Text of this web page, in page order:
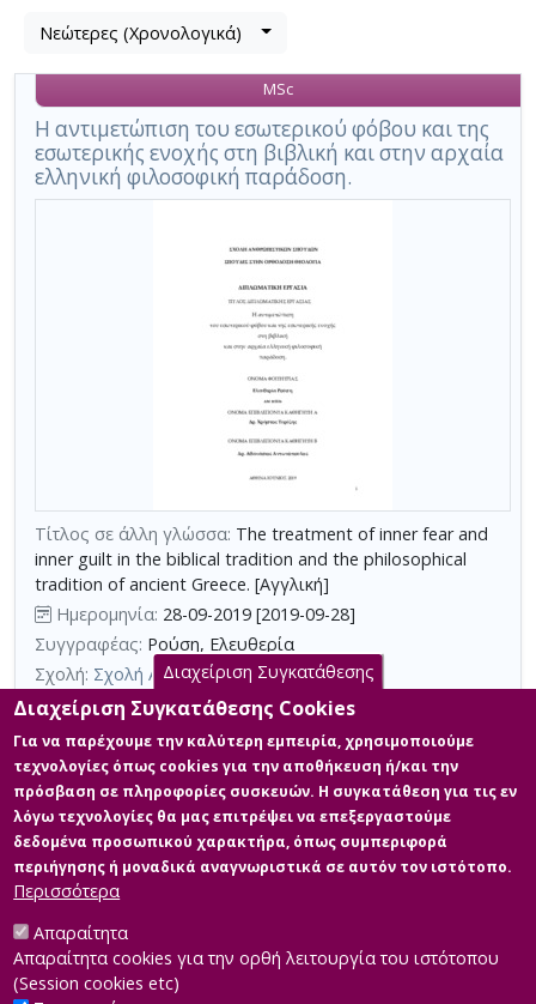
Βρέθηκε
αποτέλεσμα
,
σύνολο
σελίδων
τη
χρήση
επιπλέον
κριτηρίων
αναζήτησης
Λίστα
τα
αποτελέσματα
αναζήτησης:
Νεώτερες (Χρονολογικά)
Η αντιμετώπιση του εσωτερικού φόβου και της
εσωτερικής ενοχής στη βιβλική και στην αρχαία
ελληνική φιλοσοφική παράδοση.
MSc
Τίτλος σε άλλη γλώσσα: The treatment of inner fear and
inner guilt in the biblical tradition and the philosophical
tradition of ancient Greece. [Αγγλική]
Ημερομηνία: 28-09-2019 [2019-09-28]
Συγγραφέας: Ρούση, Ελευθερία
Σχολή: Σχολή Ανθρωπιστικών Επιστημών
Τμήμα: Σπουδές στην Ορθόδοξη Θεολογία (ΟΡΘ)
Περίληψη (Abstract):
Κάθε άνθρωπος, όπου και αν τοποθετείται
πολιτισμικά, δεν μπορεί παρά να διατηρεί στην μνήμη του, τον
βιωμένο φόβο των παραμυθιών και των μύθων, των
παραδοσιακών, των θρησκευτικών και των οικογενειακών
αφηγήσεων, τα οποία έδωσαν σχήμα και μορφή στον φόβο,
αποτελώντας τον κληροδοτημένο εσωτερικό καμβά επί του
οποίου λαμβάνει χώρα η εσωτερική οντογένεση κάθε φόβου και
ενοχής. Καθ’ όλη την διάρκεια τ...
Διαχείριση Συγκατάθεσης
Διαχείριση Συγκατάθεσης Cookies
Για να παρέχουμε την καλύτερη εμπειρία, χρησιμοποιούμε
τεχνολογίες όπως cookies για την αποθήκευση ή/και την
πρόσβαση σε πληροφορίες συσκευών. Η συγκατάθεση για τις εν
λόγω τεχνολογίες θα μας επιτρέψει να επεξεργαστούμε
δεδομένα προσωπικού χαρακτήρα, όπως συμπεριφορά
περιήγησης ή μοναδικά αναγνωριστικά σε αυτόν τον ιστότοπο.
Περισσότερα
Απαραίτητα
Απαραίτητα cookies για την ορθή λειτουργία του ιστότοπου
(Session cookies etc)